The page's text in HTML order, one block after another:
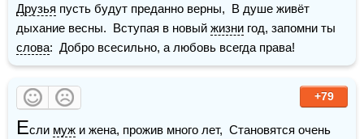
Друзья пусть будут преданно верны,  В душе живёт
дыхание весны.  Вступая в новый жизни
слова:  Добро всесильно, а любовь всегда права!
+79
Если муж и жена, прожив много лет,  Становятся очень